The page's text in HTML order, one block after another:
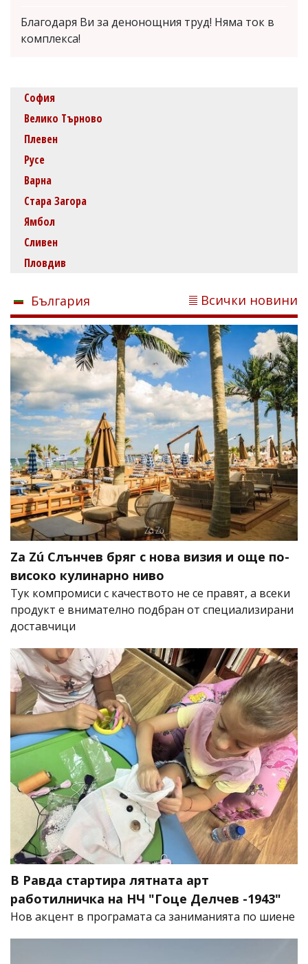
Благодаря Ви за денонощния труд! Няма ток в
комплекса!
София
Велико Търново
Плевен
Русе
Варна
Стара Загора
Ямбол
Сливен
Пловдив
България Всички новини
Za Zú Слънчев бряг с нова визия и още по-
високо кулинарно ниво
Тук компромиси с качеството не се правят, а всеки
продукт е внимателно подбран от специализирани
доставчици
В Равда стартира лятната арт
работилничка на НЧ "Гоце Делчев -1943"
Нов акцент в програмата са заниманията по шиене